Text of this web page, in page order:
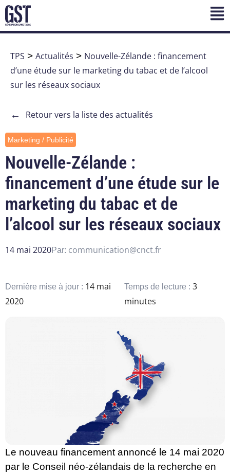
TPS > Actualités > Nouvelle-Zélande : financement
d’une étude sur le marketing du tabac et de l’alcool
sur les réseaux sociaux
← Retour vers la liste des actualités
Marketing / Publicité
Nouvelle-Zélande :
financement d’une étude sur le
marketing du tabac et de
l’alcool sur les réseaux sociaux
14 mai 2020Par: communication@cnct.fr
Dernière mise à jour : 14 mai
2020
Temps de lecture : 3
minutes
Le nouveau financement annoncé le 14 mai 2020
par le Conseil néo-zélandais de la recherche en